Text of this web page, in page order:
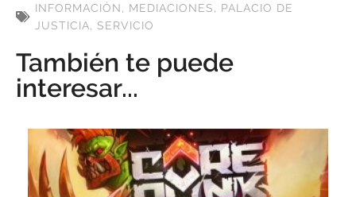
INFORMACIÓN, MEDIACIONES, PALACIO DE
JUSTICIA, SERVICIO
También te puede
interesar...